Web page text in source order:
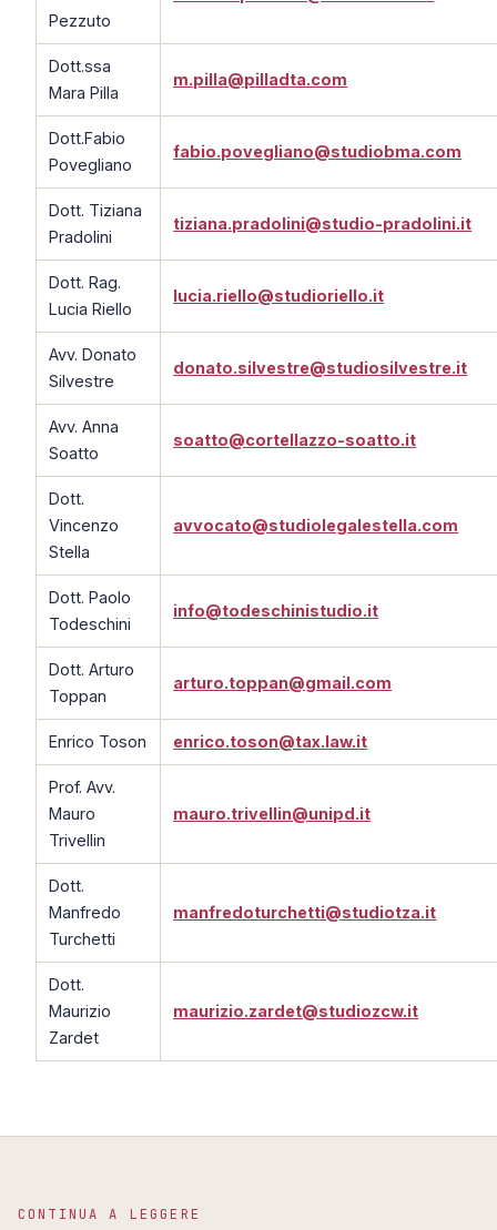
Pezzuto
Dott.ssa
Mara Pilla
m.pilla@pilladta.com
Dott.Fabio
Povegliano
fabio.povegliano@studiobma.com
Dott. Tiziana
Pradolini
tiziana.pradolini@studio-pradolini.it
Dott. Rag.
Lucia Riello
lucia.riello@studioriello.it
Avv. Donato
Silvestre
donato.silvestre@studiosilvestre.it
Avv. Anna
Soatto
soatto@cortellazzo-soatto.it
Dott.
Vincenzo
Stella
avvocato@studiolegalestella.com
Dott. Paolo
Todeschini
info@todeschinistudio.it
Dott. Arturo
Toppan
arturo.toppan@gmail.com
Enrico Toson enrico.toson@tax.law.it
Prof. Avv.
Mauro
Trivellin
mauro.trivellin@unipd.it
Dott.
Manfredo
Turchetti
manfredoturchetti@studiotza.it
Dott.
Maurizio
Zardet
maurizio.zardet@studiozcw.it
CONTINUA A LEGGERE